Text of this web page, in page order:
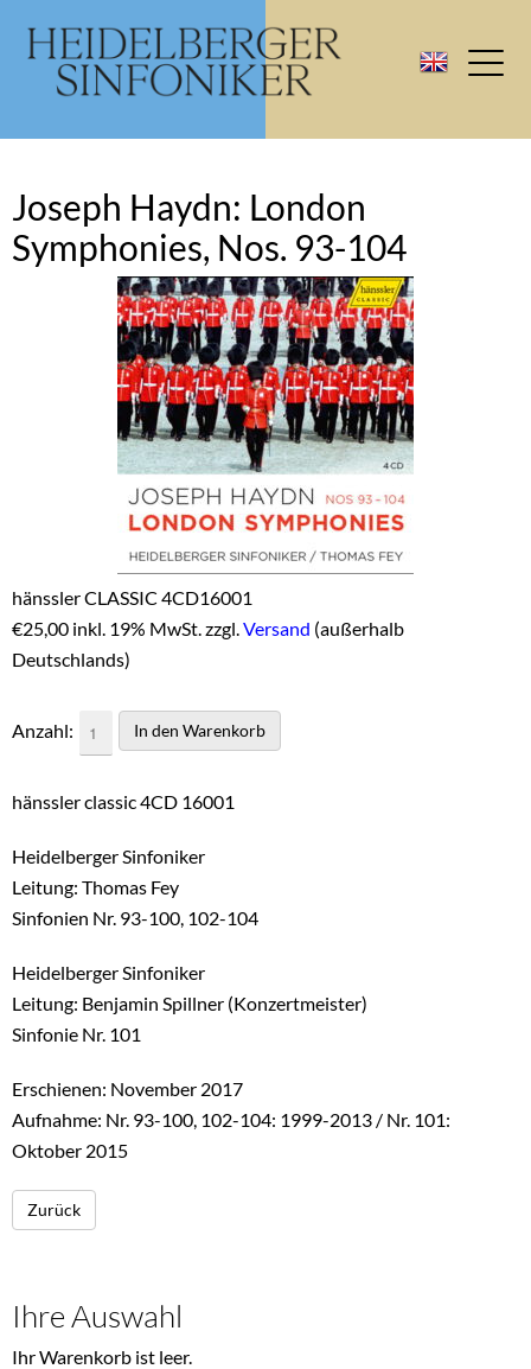
Joseph Haydn: London
Symphonies, Nos. 93-104
hänssler CLASSIC 4CD16001
€25,00 inkl. 19% MwSt. zzgl.Versand (außerhalb
Deutschlands)
Anzahl:
hänssler classic 4CD 16001
Heidelberger Sinfoniker
Leitung: Thomas Fey
Sinfonien Nr. 93-100, 102-104
Heidelberger Sinfoniker
Leitung: Benjamin Spillner (Konzertmeister)
Sinfonie Nr. 101
Erschienen: November 2017
Aufnahme: Nr. 93-100, 102-104: 1999-2013 / Nr. 101:
Oktober 2015
Zurück
Ihre Auswahl
Ihr Warenkorb ist leer.